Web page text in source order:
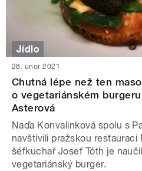
Jídlo
28. únor 2021
Chutná lépe než ten
o vegetariánském
Asterová
Naďa Konvalinková spolu s
navštívili pražskou restauraci
šéfkuchař Josef Tóth je
vegetariánský burger.